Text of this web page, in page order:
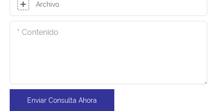
Archivo
Contenido
Enviar Consulta Ahora